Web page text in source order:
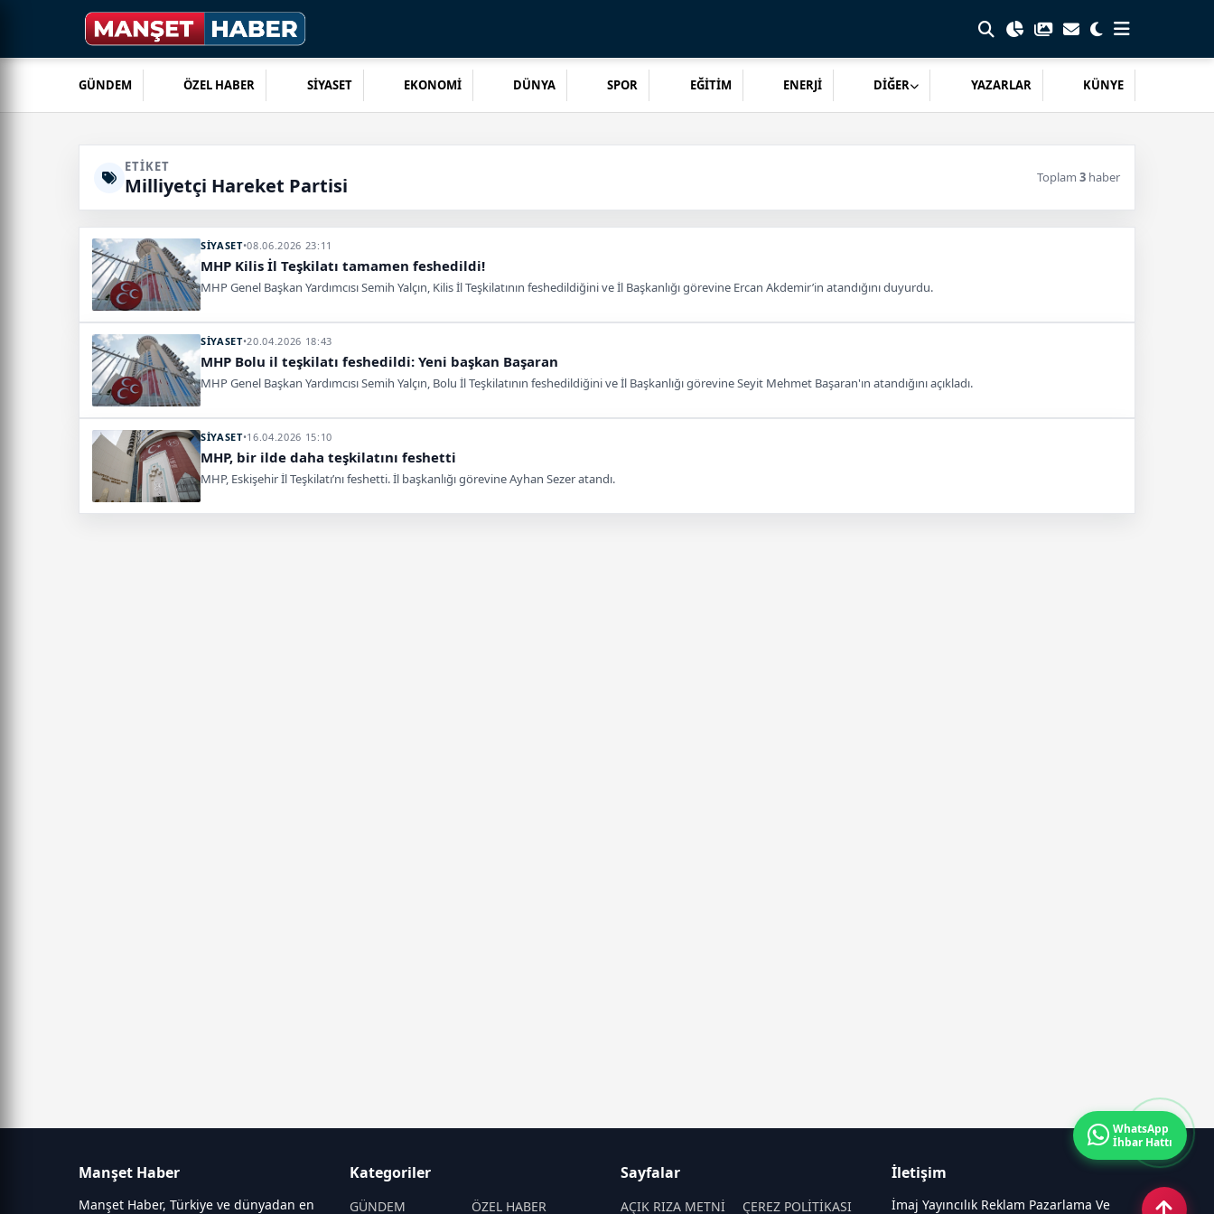
GÜNDEM ÖZEL HABER SİYASET EKONOMİ DÜNYA SPOR EĞİTİM ENERJİ DİĞER YAZARLAR KÜNYE
ETIKET
Milliyetçi Hareket Partisi Toplam 3 haber
SİYASET•08.06.2026 23:11
MHP Kilis İl Teşkilatı tamamen feshedildi!
MHP Genel Başkan Yardımcısı Semih Yalçın, Kilis İl Teşkilatının feshedildiğini ve İl Başkanlığı görevine Ercan Akdemir’in atandığını duyurdu.
SİYASET•20.04.2026 18:43
MHP Bolu il teşkilatı feshedildi: Yeni başkan Başaran
MHP Genel Başkan Yardımcısı Semih Yalçın, Bolu İl Teşkilatının feshedildiğini ve İl Başkanlığı görevine Seyit Mehmet Başaran'ın atandığını açıkladı.
SİYASET•16.04.2026 15:10
MHP, bir ilde daha teşkilatını feshetti
MHP, Eskişehir İl Teşkilatı’nı feshetti. İl başkanlığı görevine Ayhan Sezer atandı.
Manşet Haber
Manşet Haber, Türkiye ve dünyadan en
Kategoriler
GÜNDEM ÖZEL HABER
Sayfalar
AÇIK RIZA METNİ ÇEREZ POLİTİKASI
İletişim
İmaj Yayıncılık Reklam Pazarlama Ve
WhatsApp
İhbar Hattı